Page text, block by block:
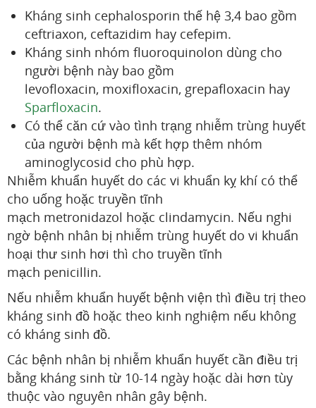
Kháng sinh cephalosporin thế hệ 3,4 bao gồm
ceftriaxon, ceftazidim hay cefepim.
Kháng sinh nhóm fluoroquinolon dùng cho
người bệnh này bao gồm
levofloxacin, moxifloxacin, grepafloxacin hay
Sparfloxacin.
Có thể căn cứ vào tình trạng nhiễm trùng huyết
của người bệnh mà kết hợp thêm nhóm
aminoglycosid cho phù hợp.
Nhiễm khuẩn huyết do các vi khuẩn kỵ khí có thể
cho uống hoặc truyền tĩnh
mạch metronidazol hoặc clindamycin. Nếu nghi
ngờ bệnh nhân bị nhiễm trùng huyết do vi khuẩn
hoại thư sinh hơi thì cho truyền tĩnh
mạch penicillin.
Nếu nhiễm khuẩn huyết bệnh viện thì điều trị theo
kháng sinh đồ hoặc theo kinh nghiệm nếu không
có kháng sinh đồ.
Các bệnh nhân bị nhiễm khuẩn huyết cần điều trị
bằng kháng sinh từ 10-14 ngày hoặc dài hơn tùy
thuộc vào nguyên nhân gây bệnh.